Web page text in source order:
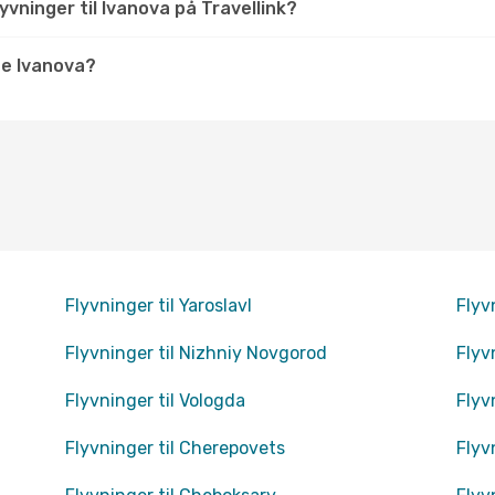
til Ivanova på Travellink?
Ivanova?
Flyvninger til Yaroslavl
Flyvninger til Nizhniy Novgorod
Flyvninger til Vologda
Flyvninger til Cherepovets